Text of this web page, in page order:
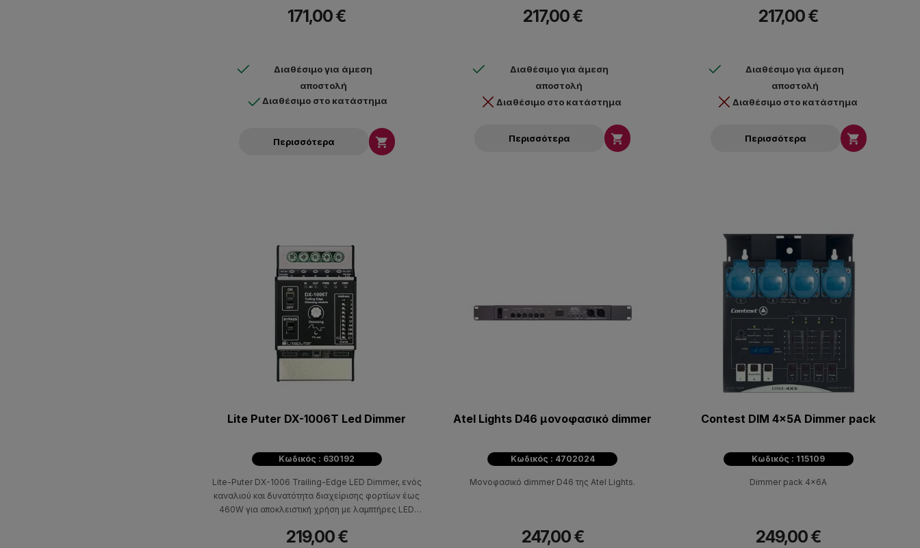
171,00 €
Διαθέσιμο για άμεση
αποστολή
Διαθέσιμο στο κατάστημα
Περισσότερα 
217,00 €
Διαθέσιμο για άμεση
αποστολή
Διαθέσιμο στο κατάστημα
Περισσότερα 
217,00 €
Διαθέσιμο για άμεση
αποστολή
Διαθέσιμο στο κατάστημα
Περισσότερα 
Lite Puter DX-1006Τ Led Dimmer
Κωδικός : 630192
Lite-Puter DX-1006 Trailing-Edge LED Dimmer, ενός
καναλιού και δυνατότητα διαχείρισης φορτίων έως
460W για αποκλειστική χρήση με λαμπτήρες LED
leading edge τεχνολογία.
219,00 €
Atel Lights D46 μονοφασικό dimmer
Κωδικός : 4702024
Μονοφασικό dimmer D46 της Atel Lights.
247,00 €
Contest DIM 4x5A Dimmer pack
Κωδικός : 115109
Dimmer pack 4x6A
249,00 €